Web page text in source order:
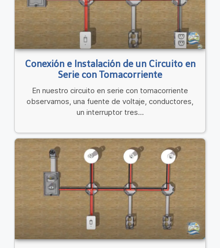
Conexión e Instalación de un Circuito en
Serie con Tomacorriente
En nuestro circuito en serie con tomacorriente
observamos, una fuente de voltaje, conductores,
un interruptor tres...